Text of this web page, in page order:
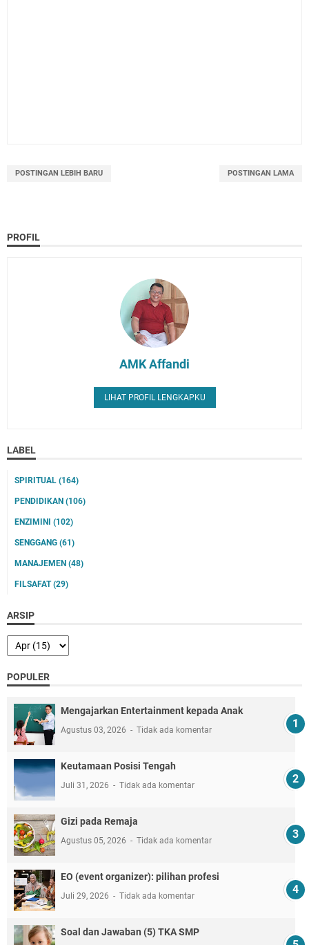
POSTINGAN LEBIH BARU POSTINGAN LAMA
PROFIL
AMK Affandi
LIHAT PROFIL LENGKAPKU
LABEL
SPIRITUAL (164)
PENDIDIKAN (106)
ENZIMINI (102)
SENGGANG (61)
MANAJEMEN (48)
FILSAFAT(29)
ARSIP
POPULER
Mengajarkan Entertainment kepada Anak
Agustus 03, 2026 Tidak ada komentar
Keutamaan Posisi Tengah
Juli 31, 2026 Tidak ada komentar
Gizi pada Remaja
Agustus 05, 2026 Tidak ada komentar
EO (event organizer): pilihan profesi
Juli 29, 2026 Tidak ada komentar
Soal dan Jawaban (5) TKA SMP